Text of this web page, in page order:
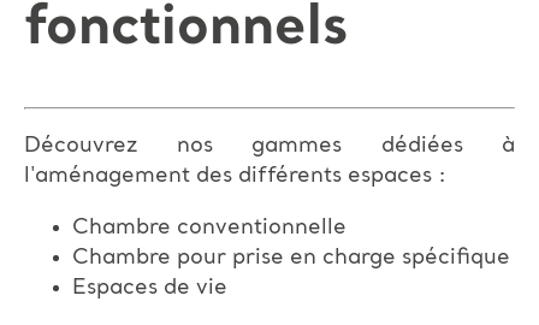
fonctionnels
Découvrez nos gammes dédiées à
l'aménagement des différents espaces :
Chambre conventionnelle
Chambre pour prise en charge spécifique
Espaces de vie